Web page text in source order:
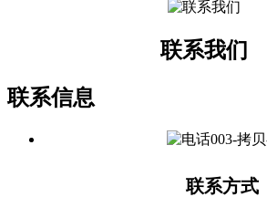
联系我们
联系信息
联系方式